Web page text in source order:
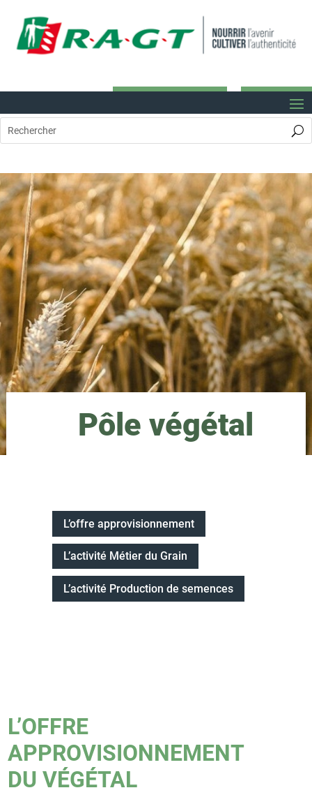
Pôle végétal
L’offre approvisionnement
L’activité Métier du Grain
L’activité Production de semences
L’OFFRE
APPROVISIONNEMENT
DU VÉGÉTAL